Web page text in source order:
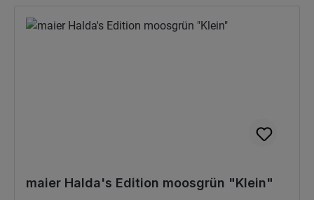
maier Halda's Edition moosgrün "Klein"